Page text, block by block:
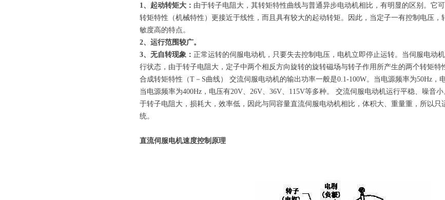
1、起动转矩大： 由于转子电阻大，其转矩特性曲线与普通异步电动机相比，有明显的区别。它
转矩特性（机械特性）更接近于线性，而且具有较大的起动转矩。因此，当定子一有控制电压，
敏度高的特点。
2、运行范围较广。
3、无自转现象： 正常运转的伺服电动机，只要失去控制电压，电机立即停止运转。当伺服电动
行状态，由于转子电阻大，定子中两个相反方向旋转的旋转磁场与转子作用所产生的两个转矩特
合成转矩特性（T－S曲线） 交流伺服电动机的输出功率一般是0.1-100W。当电源频率为50Hz，
当电源频率为400Hz，电压有20V、26V、36V、115V等多种。 交流伺服电动机运行平稳、噪音
于转子电阻大，损耗大，效率低，因此与同容量直流伺服电动机相比，体积大、重量重，所以只
统。
直流伺服电机速度控制原理